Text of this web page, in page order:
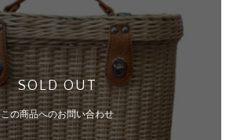
SOLD OUT
この商品へのお問い合わせ